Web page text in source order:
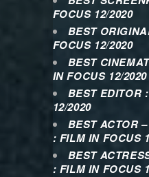
FOCUS 12/2020
BEST
FOCUS 12/2020
BEST
IN FOCUS 12/2020
BEST EDITOR
12/2020
BEST ACTOR
: FILM IN FOCUS
BEST
: FILM IN FOCUS